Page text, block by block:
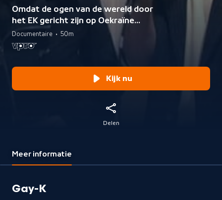
Omdat de ogen van de wereld door
het EK gericht zijn op Oekraïne
durven homo's er voor het eerst een
gaypride te organiseren.
Programmamakers Tim den Besten
en Nicolaas Veul waren erbij.
Documentaire • 50m
Kijk nu
Delen
Meer informatie
Gay-K